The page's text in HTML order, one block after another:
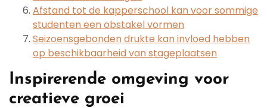
Afstand tot de kapperschool kan voor sommige
studenten een obstakel vormen
Seizoensgebonden drukte kan invloed hebben
op beschikbaarheid van stageplaatsen
Inspirerende omgeving voor
creatieve groei